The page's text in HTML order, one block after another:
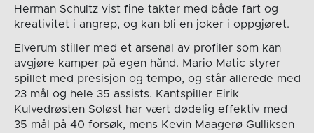
Herman Schultz vist fine takter med både fart og
kreativitet i angrep, og kan bli en joker i oppgjøret.
Elverum stiller med et arsenal av profiler som kan
avgjøre kamper på egen hånd. Mario Matic styrer
spillet med presisjon og tempo, og står allerede med
23 mål og hele 35 assists. Kantspiller Eirik
Kulvedrøsten Soløst har vært dødelig effektiv med
35 mål på 40 forsøk, mens Kevin Maagerø Gulliksen